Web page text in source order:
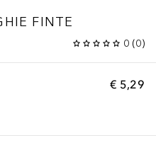
FINTE
0 (0)
€ 5,29